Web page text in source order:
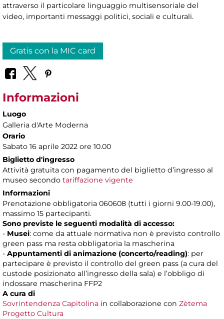
attraverso il particolare linguaggio multisensoriale del
video, importanti messaggi politici, sociali e culturali.
Gratis con la MIC card
Informazioni
Luogo
Galleria d'Arte Moderna
Orario
Sabato 16 aprile 2022 ore 10.00
Biglietto d'ingresso
Attività gratuita con pagamento del biglietto d’ingresso al
museo secondo tariffazione vigente
Informazioni
Prenotazione obbligatoria 060608 (tutti i giorni 9.00-19.00),
massimo 15 partecipanti.
Sono previste le seguenti modalità di accesso:
- Musei: come da attuale normativa non è previsto controllo
green pass ma resta obbligatoria la mascherina
- Appuntamenti di animazione (concerto/reading): per
partecipare è previsto il controllo del green pass (a cura del
custode posizionato all’ingresso della sala) e l’obbligo di
indossare mascherina FFP2
A cura di
Sovrintendenza Capitolina in collaborazione con Zètema
Progetto Cultura